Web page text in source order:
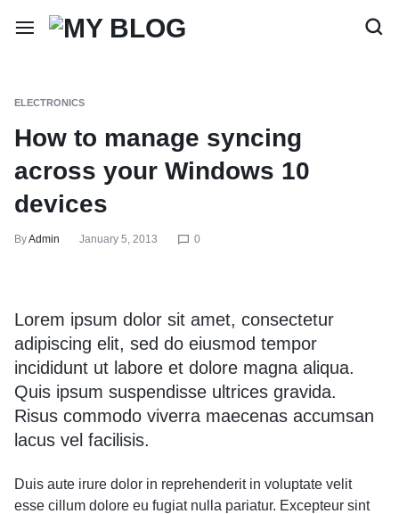
ELECTRONICS
How to manage syncing
across your Windows 10
devices
ByAdmin January 5, 2013 0
Lorem ipsum dolor sit amet, consectetur
adipiscing elit, sed do eiusmod tempor
incididunt ut labore et dolore magna aliqua.
Quis ipsum suspendisse ultrices gravida.
Risus commodo viverra maecenas accumsan
lacus vel facilisis.
Duis aute irure dolor in reprehenderit in voluptate velit
esse cillum dolore eu fugiat nulla pariatur. Excepteur sint